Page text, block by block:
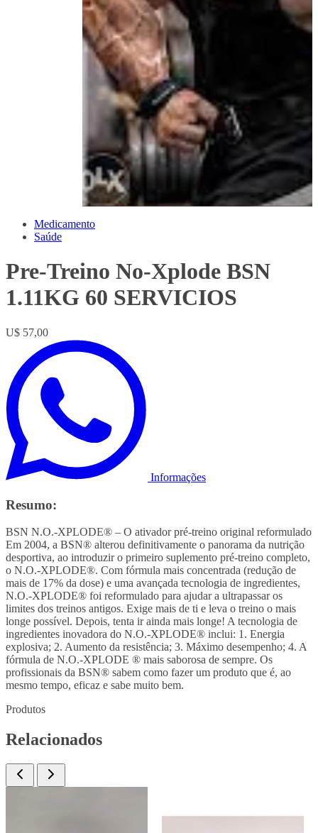
Medicamento
Saúde
Pre-Treino No-Xplode BSN
1.11KG 60 SERVICIOS
U$ 57,00
Informações
Resumo:
BSN N.O.-XPLODE® – O ativador pré-treino original reformulado
Em 2004, a BSN® alterou definitivamente o panorama da nutrição
desportiva, ao introduzir o primeiro suplemento pré-treino completo,
o N.O.-XPLODE®. Com fórmula mais concentrada (redução de
mais de 17% da dose) e uma avançada tecnologia de ingredientes,
N.O.-XPLODE® foi reformulado para ajudar a ultrapassar os
limites dos treinos antigos. Exige mais de ti e leva o treino o mais
longe possível. Depois, tenta ir ainda mais longe! A tecnologia de
ingredientes inovadora do N.O.-XPLODE® inclui: 1. Energia
explosiva; 2. Aumento da resistência; 3. Máximo desempenho; 4. A
fórmula de N.O.-XPLODE ® mais saborosa de sempre. Os
profissionais da BSN® sabem como fazer um produto que é, ao
mesmo tempo, eficaz e sabe muito bem.
Produtos
Relacionados